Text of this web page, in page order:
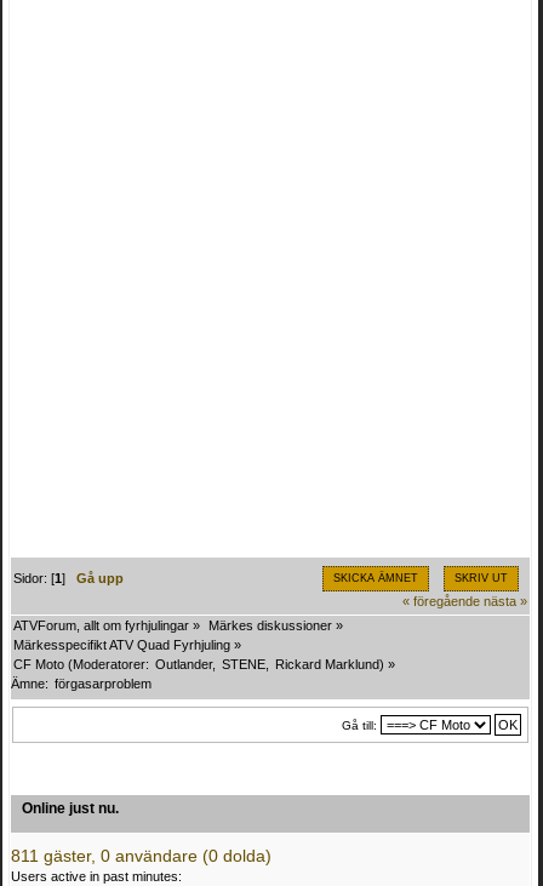
SKICKA ÄMNET SKRIV UT
Sidor: [1]Gå upp
« föregående nästa »
ATVForum, allt om fyrhjulingar » Märkes diskussioner »
Märkesspecifikt ATV Quad Fyrhjuling »
CF Moto (Moderatorer: Outlander, STENE Rickard Marklund) »
Ämne: förgasarproblem
Gå till:
Online just nu.
811 gäster, 0 användare (0 dolda)
Users active in past minutes: